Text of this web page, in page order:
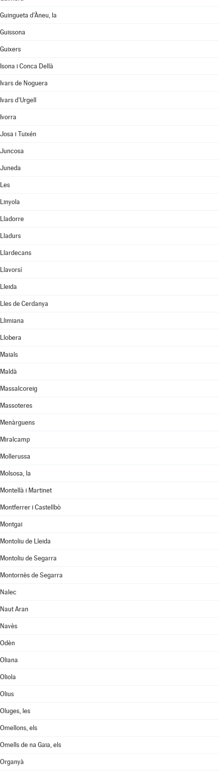
Guingueta d'Àneu, la
Guissona
Guixers
Isona i Conca Dellà
Ivars de Noguera
Ivars d'Urgell
Ivorra
Josa i Tuixén
Juncosa
Juneda
Les
Linyola
Lladorre
Lladurs
Llardecans
Llavorsí
Lleida
Lles de Cerdanya
Llimiana
Llobera
Maials
Maldà
Massalcoreig
Massoteres
Menàrguens
Miralcamp
Mollerussa
Molsosa, la
Montellà i Martinet
Montferrer i Castellbò
Montgai
Montoliu de Lleida
Montoliu de Segarra
Montornès de Segarra
Nalec
Naut Aran
Navès
Odèn
Oliana
Oliola
Olius
Oluges, les
Omellons, els
Omells de na Gaia, els
Organyà